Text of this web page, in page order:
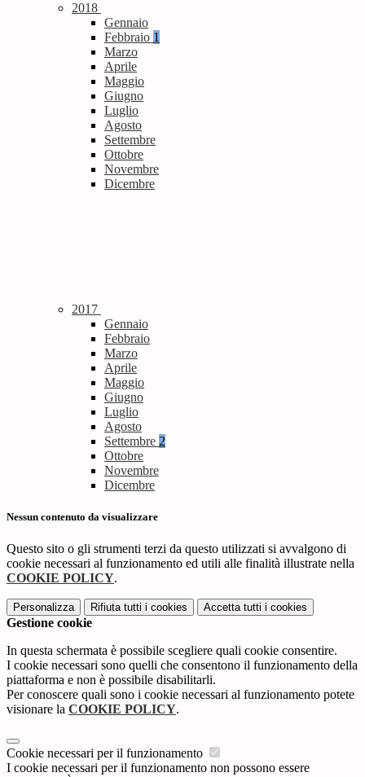
2018
Gennaio
Febbraio 1
Marzo
Aprile
Maggio
Giugno
Luglio
Agosto
Settembre
Ottobre
Novembre
Dicembre
2017
Gennaio
Febbraio
Marzo
Aprile
Maggio
Giugno
Luglio
Agosto
Settembre 2
Ottobre
Novembre
Dicembre
Nessun contenuto da visualizzare
Questo sito o gli strumenti terzi da questo utilizzati si avvalgono di
cookie necessari al funzionamento ed utili alle finalità illustrate nella
COOKIE POLICY.
Personalizza Rifiuta tutti i cookies Accetta tutti i cookies
Gestione cookie
In questa schermata è possibile scegliere quali cookie consentire.
I cookie necessari sono quelli che consentono il funzionamento della
piattaforma e non è possibile disabilitarli.
Per conoscere quali sono i cookie necessari al funzionamento potete
visionare la COOKIE POLICY.
Cookie necessari per il funzionamento
I cookie necessari per il funzionamento non possono essere